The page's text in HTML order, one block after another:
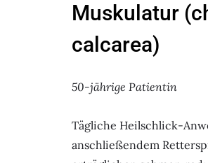
Muskulatur
calcarea)
50-jährige Patientin
Tägliche Heilschlick-
anschließendem